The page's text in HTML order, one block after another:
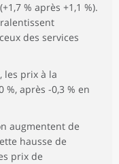
% après +1,1 %).
des services
les prix à la
après -0,3 % en
augmentent de
hausse de
prix de